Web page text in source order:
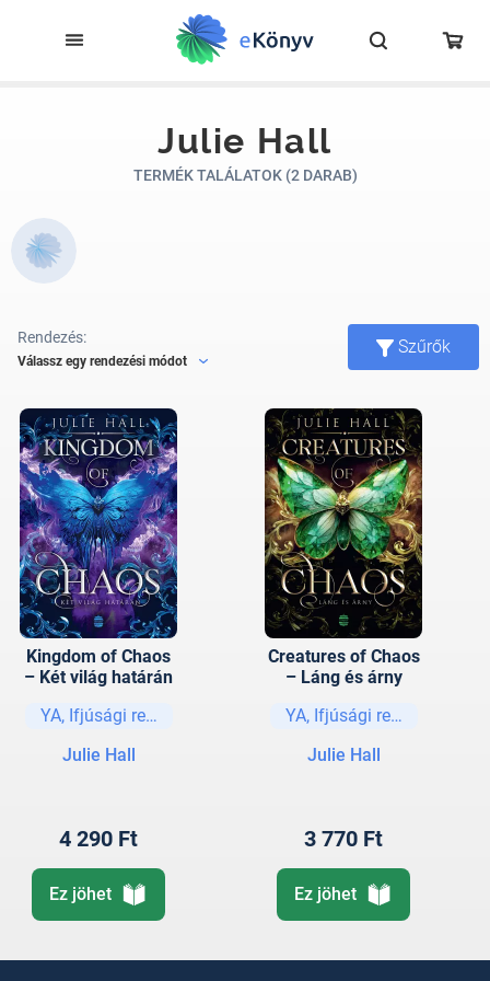
Julie Hall
TERMÉK TALÁLATOK (2 DARAB)
Rendezés:
Válassz egy rendezési módot
Szűrők
Kingdom of Chaos
– Két világ határán
YA, Ifjúsági regények és elbeszélések
Julie Hall
4 290 Ft
Ez jöhet
Creatures of Chaos
– Láng és árny
YA, Ifjúsági regények és
Julie Hall
3 770 Ft
Ez jöhet